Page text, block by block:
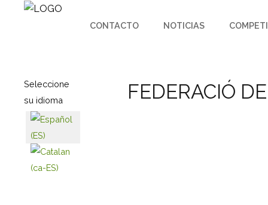
CONTACTO NOTICIAS
Seleccione
su idioma
FEDERACIÓ